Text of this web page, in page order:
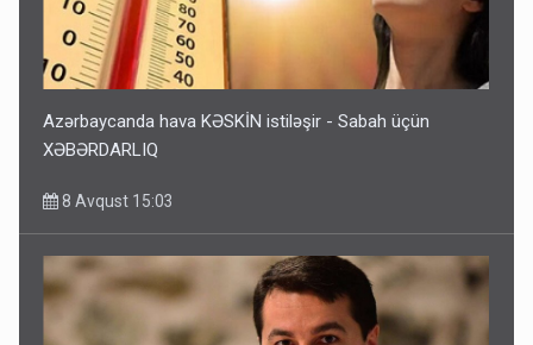
Azərbaycanda hava KƏSKİN istiləşir - Sabah üçün
XƏBƏRDARLIQ
8 Avqust 15:03